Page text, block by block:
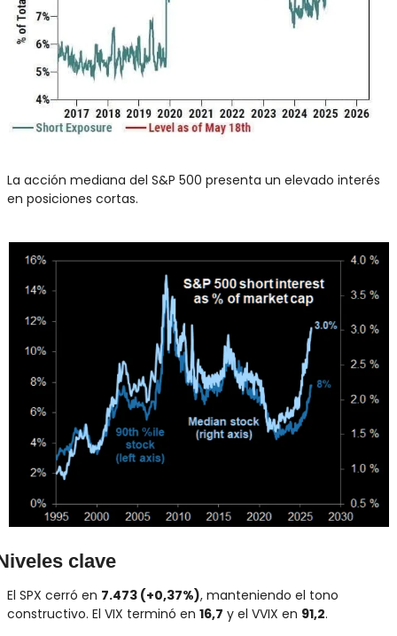
La acción mediana del S&P 500 presenta un elevado interés
en posiciones cortas.
clave
El SPX cerró en 7.473 (+0,37%), manteniendo el tono
constructivo. El VIX terminó en 16,7 y el VVIX en 91,2.